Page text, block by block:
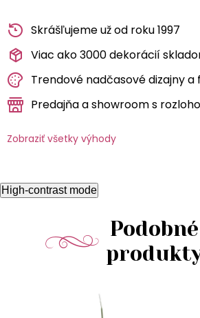
Skrášľujeme už od roku 1997
Viac ako 3000 dekorácií
Trendové nadčasové dizajny a
Predajňa a showroom s
Zobraziť všetky výhody
High-contrast mode
Podobné